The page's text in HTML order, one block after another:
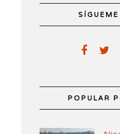
SÍGUEME
POPULAR